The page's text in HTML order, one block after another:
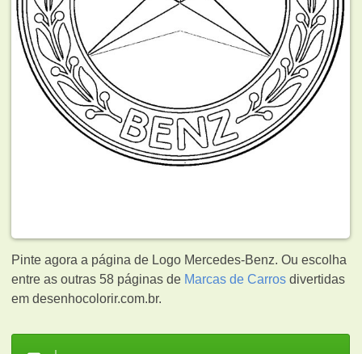
Pinte agora a página de Logo Mercedes-Benz. Ou escolha
entre as outras 58 páginas de Marcas de Carros divertidas
em desenhocolorir.com.br.